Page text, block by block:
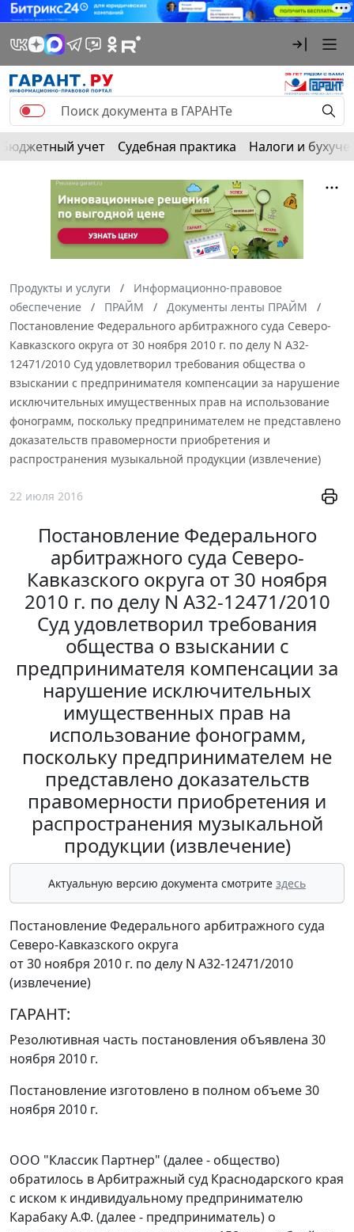
Бюджетный учет Судебная практика Налоги и
Продукты и услуги
Информационно-правовое
обеспечение
ПРАЙМ
Документы ленты ПРАЙМ
Постановление Федерального арбитражного суда Северо-
Кавказского округа от 30 ноября 2010 г. по делу N А32-
12471/2010 Суд удовлетворил требования общества о
взыскании с предпринимателя компенсации за нарушение
исключительных имущественных прав на использование
фонограмм, поскольку предпринимателем не представлено
доказательств правомерности приобретения и
распространения музыкальной продукции (извлечение)
22 июля 2016
Постановление Федерального
арбитражного суда Северо-
Кавказского округа от 30 ноября
2010 г. по делу N А32-12471/2010
Суд удовлетворил требования
общества о взыскании с
предпринимателя компенсации за
нарушение исключительных
имущественных прав на
использование фонограмм,
поскольку предпринимателем не
представлено доказательств
правомерности приобретения и
распространения музыкальной
продукции (извлечение)
Актуальную версию документа смотрите здесь
Постановление Федерального арбитражного суда
Северо-Кавказского округа
от 30 ноября 2010 г. по делу N А32-12471/2010
(извлечение)
ГАРАНТ:
Резолютивная часть постановления объявлена 30
ноября 2010 г.
Постановление изготовлено в полном объеме 30
ноября 2010 г.
ООО "Классик Партнер" (далее - общество)
обратилось в Арбитражный суд Краснодарского края
с иском к индивидуальному предпринимателю
Карабаку А.Ф. (далее - предприниматель) о